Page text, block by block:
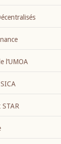
l’UMOA